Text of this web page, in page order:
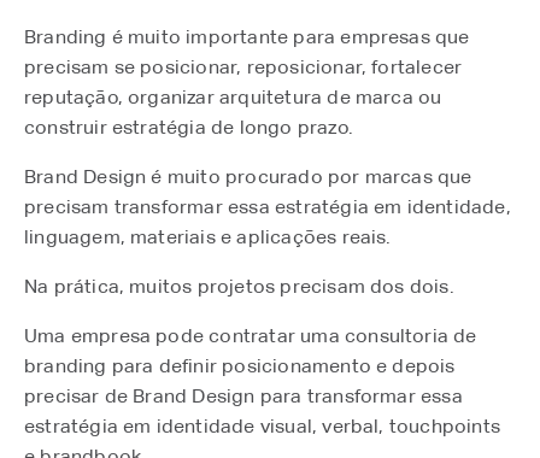
Branding é muito importante para empresas que
precisam se posicionar, reposicionar, fortalecer
reputação, organizar arquitetura de marca ou
construir estratégia de longo prazo.
Brand Design é muito procurado por marcas que
precisam transformar essa estratégia em identidade,
linguagem, materiais e aplicações reais.
Na prática, muitos projetos precisam dos dois.
Uma empresa pode contratar uma consultoria de
branding para definir posicionamento e depois
precisar de Brand Design para transformar essa
estratégia em identidade visual, verbal, touchpoints